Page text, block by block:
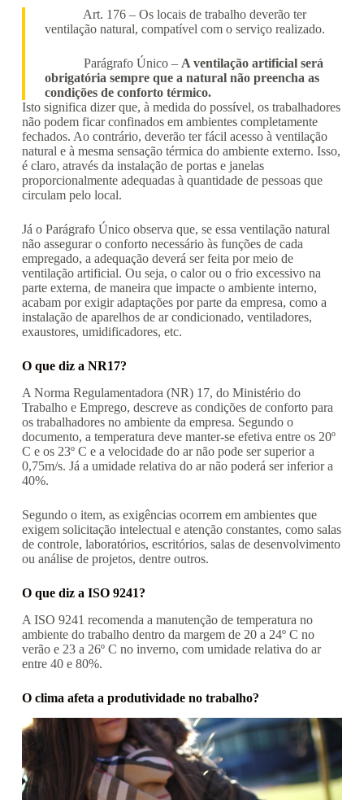
Art. 176 – Os locais de trabalho deverão ter
ventilação natural, compatível com o serviço realizado.
Parágrafo Único – A ventilação artificial será
obrigatória sempre que a natural não preencha as
condições de conforto térmico.
Isto significa dizer que, à medida do possível, os trabalhadores
não podem ficar confinados em ambientes completamente
fechados. Ao contrário, deverão ter fácil acesso à ventilação
natural e à mesma sensação térmica do ambiente externo. Isso,
é claro, através da instalação de portas e janelas
proporcionalmente adequadas à quantidade de pessoas que
circulam pelo local.
Já o Parágrafo Único observa que, se essa ventilação natural
não assegurar o conforto necessário às funções de cada
empregado, a adequação deverá ser feita por meio de
ventilação artificial. Ou seja, o calor ou o frio excessivo na
parte externa, de maneira que impacte o ambiente interno,
acabam por exigir adaptações por parte da empresa, como a
instalação de aparelhos de ar condicionado, ventiladores,
exaustores, umidificadores, etc.
O que diz a NR17?
A Norma Regulamentadora (NR) 17, do Ministério do
Trabalho e Emprego, descreve as condições de conforto para
os trabalhadores no ambiente da empresa. Segundo o
documento, a temperatura deve manter-se efetiva entre os 20º
C e os 23º C e a velocidade do ar não pode ser superior a
0,75m/s. Já a umidade relativa do ar não poderá ser inferior a
40%.
Segundo o item, as exigências ocorrem em ambientes que
exigem solicitação intelectual e atenção constantes, como salas
de controle, laboratórios, escritórios, salas de desenvolvimento
ou análise de projetos, dentre outros.
O que diz a ISO 9241?
A ISO 9241 recomenda a manutenção de temperatura no
ambiente do trabalho dentro da margem de 20 a 24º C no
verão e 23 a 26º C no inverno, com umidade relativa do ar
entre 40 e 80%.
O clima afeta a produtividade no trabalho?